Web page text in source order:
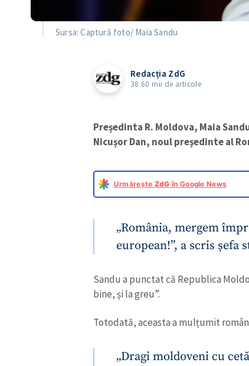
Sursa: Captură foto/ Maia Sandu
Redacția ZdG
38.60 mii de articole
Președinta R. Moldova, Maia
Nicușor Dan, noul președinte al
Urmărește ZdG în Google News
„România, mergem
european!”, a scris șefa
Sandu a punctat că Republica
bine, și la greu”.
Totodată, aceasta a mulțumit
„Dragi moldoveni cu